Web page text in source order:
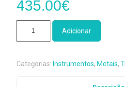
435.00€
JTR
Adicionar
Categorias: Instrumentos, Metais,